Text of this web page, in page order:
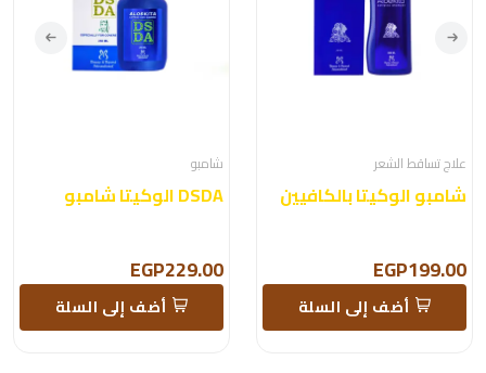
علاج تساقط الشعر
شامبو الوكيتا بالكافيين
EGP199.00
أضف إلى السلة
شامبو
DSDA الوكيتا شامبو
EGP229.00
أضف إلى السلة